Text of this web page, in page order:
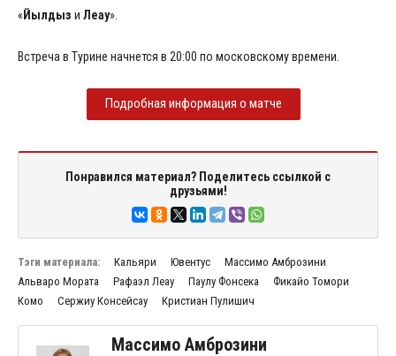
« Йылдыз и Леау».
Встреча в Турине начнется в 20:00 по московскому времени.
Подробная информация о матче
Понравился материал? Поделитесь ссылкой с
друзьями!
Тэги материала: Кальяри Ювентус
Массимо Амброзини
Альваро Мората
Рафаэл Леау Паулу Фонсека
Фикайо Томори
Комо
Сержиу Консейсау Кристиан Пулишич
Массимо Амброзини